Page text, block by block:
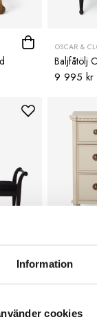
Information
cookies
OSCAR &
Baljfåtölj
9 995 kr
Byrå
12 995